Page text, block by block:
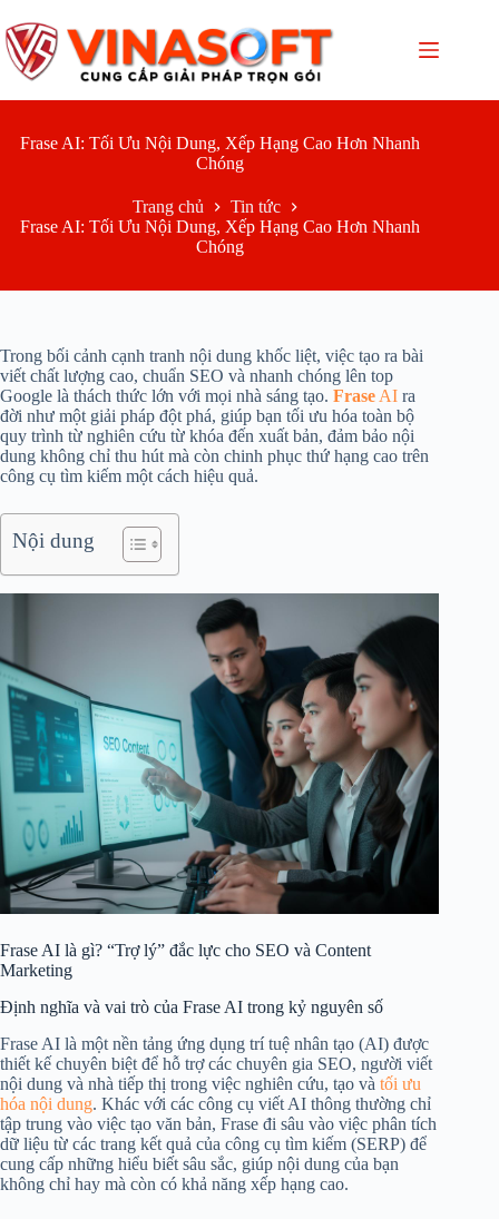
đến
phần
nội
Frase AI: Tối Ưu Nội Dung, Xếp Hạng Cao Hơn Nhanh
Chóng
Trang chủ
Tin tức
Frase AI: Tối Ưu Nội Dung, Xếp Hạng Cao Hơn Nhanh
Chóng
Trong bối cảnh cạnh tranh nội dung khốc liệt, việc tạo ra bài
viết chất lượng cao, chuẩn SEO và nhanh chóng lên top
Google là thách thức lớn với mọi nhà sáng tạo. Frase AI ra
đời như một giải pháp đột phá, giúp bạn tối ưu hóa toàn bộ
quy trình từ nghiên cứu từ khóa đến xuất bản, đảm bảo nội
dung không chỉ thu hút mà còn chinh phục thứ hạng cao trên
công cụ tìm kiếm một cách hiệu quả.
Nội dung
Frase AI là gì? “Trợ lý” đắc lực cho SEO và Content
Marketing
Định nghĩa và vai trò của Frase AI trong kỷ nguyên số
Frase AI là một nền tảng ứng dụng trí tuệ nhân tạo (AI) được
thiết kế chuyên biệt để hỗ trợ các chuyên gia SEO, người viết
nội dung và nhà tiếp thị trong việc nghiên cứu, tạo và tối ưu
hóa nội dung. Khác với các công cụ viết AI thông thường chỉ
tập trung vào việc tạo văn bản, Frase đi sâu vào việc phân tích
dữ liệu từ các trang kết quả của công cụ tìm kiếm (SERP) để
cung cấp những hiểu biết sâu sắc, giúp nội dung của bạn
không chỉ hay mà còn có khả năng xếp hạng cao.